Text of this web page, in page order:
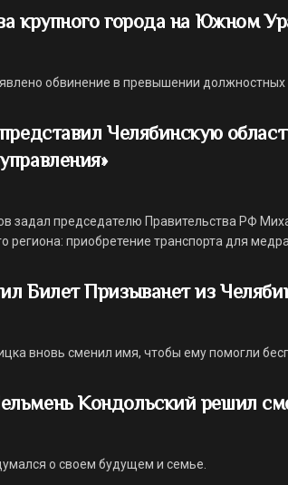
крупного города на Южном
обвинение в превышении должностных
Челябинскую
задал председателю Правительства РФ
региона: приобретение транспорта для
Билет Призыванет из
вновь сменил имя, чтобы ему помогли
Кондольский решил
о своем будущем и семье.